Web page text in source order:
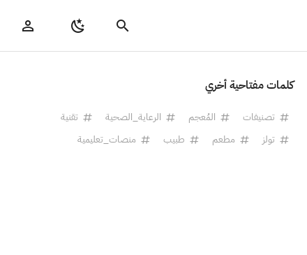
كلمات مفتاحية أخري
تصنيفات المُعجم الرعاية_الصحية
تقنية
تولز
مطعم طبيب منصات_تعليمية